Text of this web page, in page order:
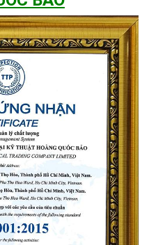
hơn và độ sáng cũng cao
tiêu thụ năng lượng khi sử